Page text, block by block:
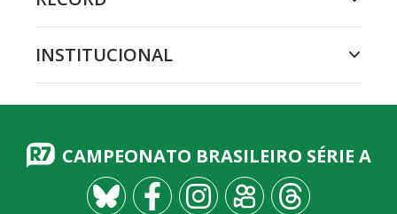
INSTITUCIONAL
CAMPEONATO BRASILEIRO SÉRIE A